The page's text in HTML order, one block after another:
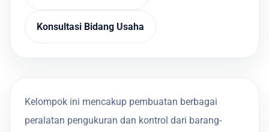
Konsultasi Bidang Usaha
Kelompok ini mencakup pembuatan berbagai
peralatan pengukuran dan kontrol dari barang-